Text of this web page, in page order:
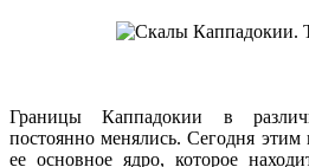
Границы Каппадокии в
постоянно менялись. Сегодня
ее основное ядро, которое